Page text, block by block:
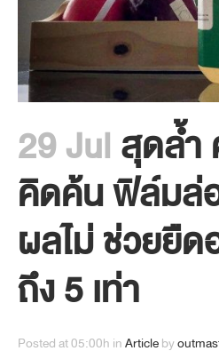
29 Jul สุดล้ำ
คิดค้น ฟิล์มล่
ผลไม่ ช่วยยื
ถึง 5 เท่า
Posted at 05:00h inArticleby